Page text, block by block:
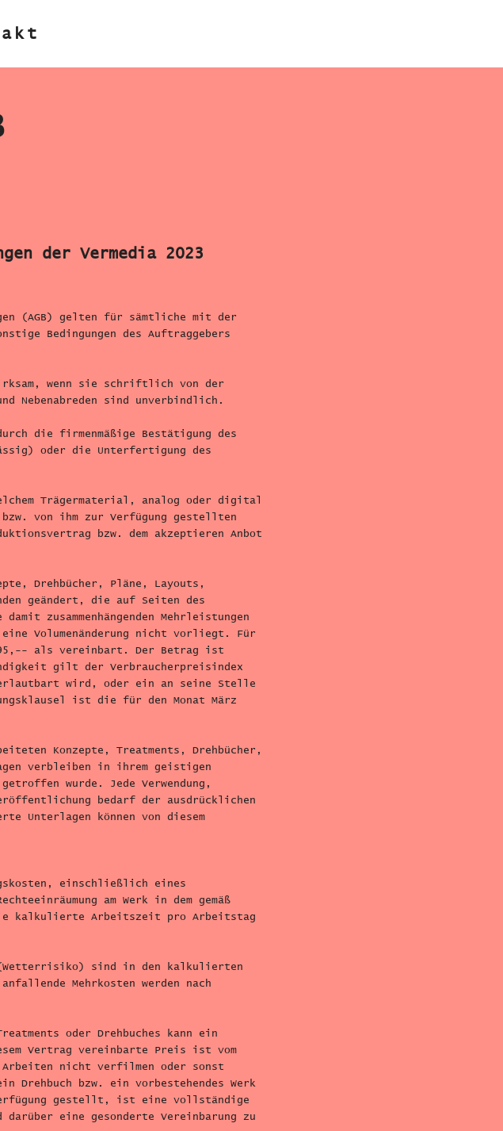
der Vermedia 2023
(AGB) gelten für sämtliche mit der
Bedingungen des Auftraggebers
wirksam, wenn sie schriftlich von der
Nebenabreden sind unverbindlich.
die firmenmäßige Bestätigung des
oder die Unterfertigung des
Trägermaterial, analog oder digital
von ihm zur Verfügung gestellten
bzw. dem akzeptieren Anbot
Drehbücher, Pläne, Layouts,
geändert, die auf Seiten des
zusammenhängenden Mehrleistungen
eine Volumenänderung nicht vorliegt. Für
als vereinbart. Der Betrag ist
gilt der Verbraucherpreisindex
wird, oder ein an seine Stelle
ist die für den Monat März
Konzepte, Treatments, Drehbücher,
verbleiben in ihrem geistigen
wurde. Jede Verwendung,
bedarf der ausdrücklichen
Unterlagen können von diesem
einschließlich eines
am Werk in dem gemäß
kalkulierte Arbeitszeit pro Arbeitstag
(Wetterrisiko) sind in den kalkulierten
Mehrkosten werden nach
oder Drehbuches kann ein
Vertrag vereinbarte Preis ist vom
Arbeiten nicht verfilmen oder sonst
bzw. ein vorbestehendes Werk
gestellt, ist eine vollständige
darüber eine gesonderte Vereinbarung zu